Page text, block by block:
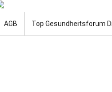
AGB Top Gesundheitsforum